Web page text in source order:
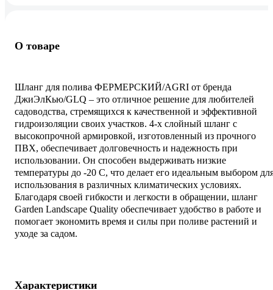
О товаре
Шланг для полива ФЕРМЕРСКИЙ/AGRI от бренда
ДжиЭлКью/GLQ – это отличное решение для любителей
садоводства, стремящихся к качественной и эффективной
гидроизоляции своих участков. 4-х слойный шланг с
высокопрочной армировкой, изготовленный из прочного
ПВХ, обеспечивает долговечность и надежность при
использовании. Он способен выдерживать низкие
температуры до -20 C, что делает его идеальным выбором
использования в различных климатических условиях.
Благодаря своей гибкости и легкости в обращении, шланг
Garden Landscape Quality обеспечивает удобство в работе и
помогает экономить время и силы при поливе растений и
уходе за садом.
Характеристики